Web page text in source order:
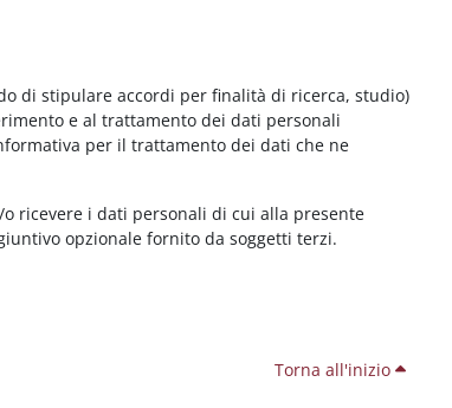
di stipulare accordi per finalità di ricerca, studio)
e al trattamento dei dati personali
per il trattamento dei dati che ne
ricevere i dati personali di cui alla presente
opzionale fornito da soggetti terzi.
Torna all'inizio